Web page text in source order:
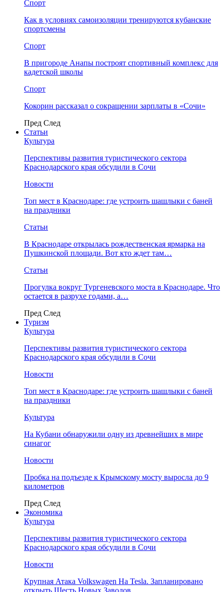
Спорт
Как в условиях самоизоляции тренируются кубанские
спортсмены
Спорт
В пригороде Анапы построят спортивный комплекс для
кадетской школы
Спорт
Кокорин рассказал о сокращении зарплаты в «Сочи»
Пред След
Статьи
Культура
Перспективы развития туристического сектора
Краснодарского края обсудили в Сочи
Новости
Топ мест в Краснодаре: где устроить шашлыки с баней
на праздники
Статьи
В Краснодаре открылась рождественская ярмарка на
Пушкинской площади. Вот кто ждет там…
Статьи
Прогулка вокруг Тургеневского моста в Краснодаре. Что
остается в разрухе годами, а…
Пред След
Туризм
Культура
Перспективы развития туристического сектора
Краснодарского края обсудили в Сочи
Новости
Топ мест в Краснодаре: где устроить шашлыки с баней
на праздники
Культура
На Кубани обнаружили одну из древнейших в мире
синагог
Новости
Пробка на подъезде к Крымскому мосту выросла до 9
километров
Пред След
Экономика
Культура
Перспективы развития туристического сектора
Краснодарского края обсудили в Сочи
Новости
Крупная Атака Volkswagen На Tesla. Запланировано
открыть Шесть Новых Заводов